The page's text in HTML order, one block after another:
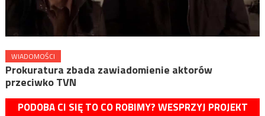
WIADOMOŚCI
Prokuratura zbada zawiadomienie aktorów
przeciwko TVN
PODOBA CI SIĘ TO CO ROBIMY? WESPRZYJ PROJEKT